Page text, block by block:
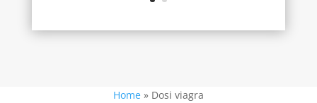
Home » Dosi viagra